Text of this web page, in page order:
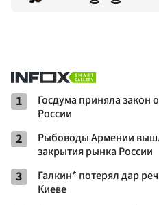
1
Госдума приняла закон
России
2
Рыбоводы Армении
закрытия рынка России
3
Галкин* потерял дар
Киеве